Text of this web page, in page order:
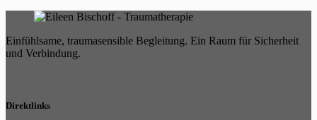
Einfühlsame, traumasensible Begleitung. Ein Raum für Sicherheit
und Verbindung.
Direktlinks